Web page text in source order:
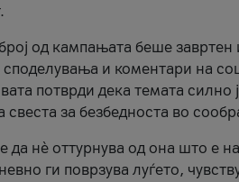
од кампањата беше завртен
и коментари на
потврди дека темата силно
за безбедноста во
да нè оттурнува од она што е
ги поврзува луѓето,